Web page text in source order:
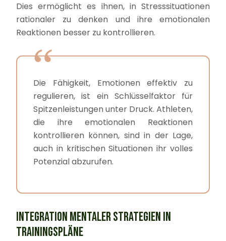
Dies ermöglicht es ihnen, in Stresssituationen
rationaler zu denken und ihre emotionalen
Reaktionen besser zu kontrollieren.
Die Fähigkeit, Emotionen effektiv zu
regulieren, ist ein Schlüsselfaktor für
Spitzenleistungen unter Druck. Athleten,
die ihre emotionalen Reaktionen
kontrollieren können, sind in der Lage,
auch in kritischen Situationen ihr volles
Potenzial abzurufen.
INTEGRATION MENTALER STRATEGIEN IN
TRAININGSPLÄNE